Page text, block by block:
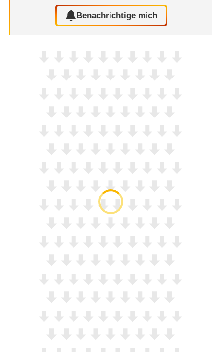
Benachrichtige mich